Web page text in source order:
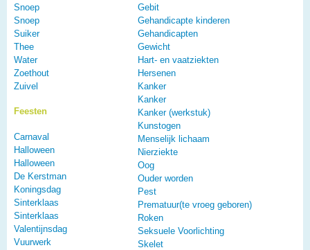
Snoep
Snoep
Suiker
Thee
Water
Zoethout
Zuivel
Feesten
Carnaval
Halloween
Halloween
De Kerstman
Koningsdag
Sinterklaas
Sinterklaas
Valentijnsdag
Vuurwerk
Gebit
Gehandicapte kinderen
Gehandicapten
Gewicht
Hart- en vaatziekten
Hersenen
Kanker
Kanker
Kanker (werkstuk)
Kunstogen
Menselijk lichaam
Nierziekte
Oog
Ouder worden
Pest
Prematuur(te vroeg geboren)
Roken
Seksuele Voorlichting
Skelet